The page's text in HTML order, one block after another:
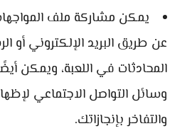
يمكن مشاركة ملف
عن طريق البريد الإلكتروني أو
المحادثات في اللعبة، ويمكن
وسائل التواصل الاجتماعي
والتفاخر بإنجازاتك.